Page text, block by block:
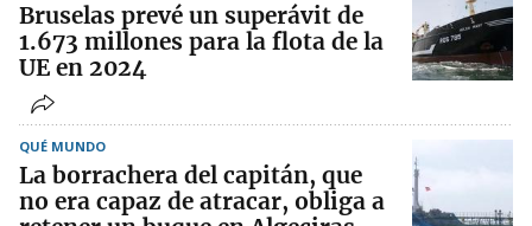
Bruselas prevé un superávit de
1.673 millones para la flota de la
UE en 2024
QUÉ MUNDO
La borrachera del capitán, que
no era capaz de atracar, obliga a